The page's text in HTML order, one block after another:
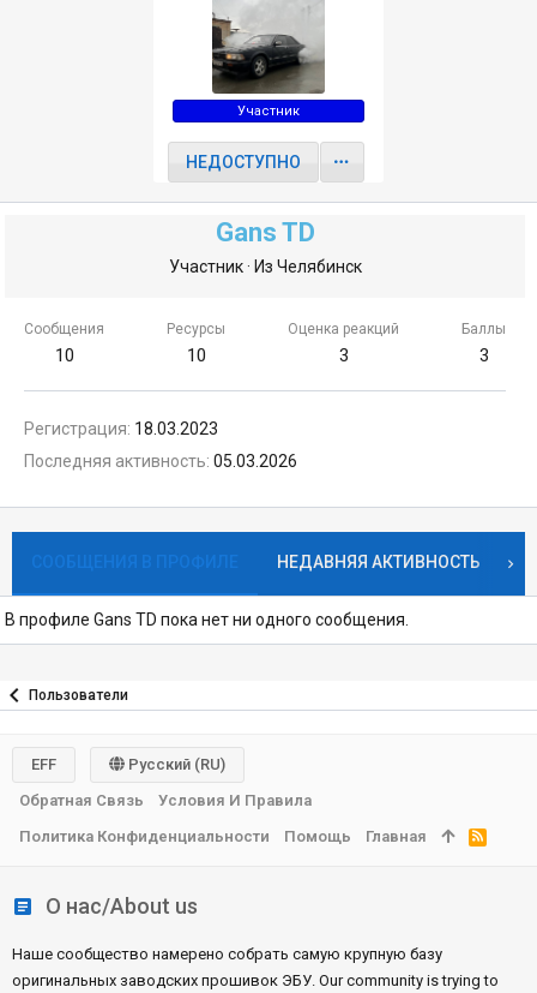
Участник
НЕДОСТУПНО
Gans TD
Участник · Из Челябинск
Сообщения
10
Ресурсы
10
Оценка реакций
3
Баллы
3
Регистрация 18.03.2023
Последняя активность 05.03.2026
СООБЩЕНИЯ В ПРОФИЛЕ НЕДАВНЯЯ АКТИВНОСТЬ
В профиле Gans TD пока нет ни одного сообщения.
Пользователи
О нас/About us
Наше сообщество намерено собрать самую крупную базу
оригинальных заводских прошивок ЭБУ. Our community is trying to
EFF
Русский (RU)
Обратная Связь
Условия И Правила
Политика Конфиденциальности
Помощь Главная
R
S